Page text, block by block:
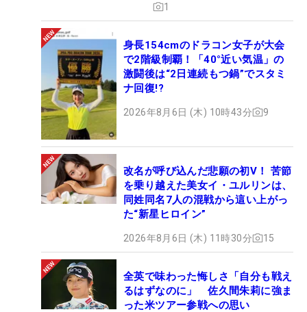
1
身長154cmのドラコン女子が大会
で2階級制覇！「40°近い気温」の
激闘後は“2日連続もつ鍋”でスタミ
ナ回復!?
2026年8月6日 (木) 10時43分 9
改名が呼び込んだ悲願の初V！ 苦節
を乗り越えた美女イ・ユルリンは、
同姓同名7人の混戦から這い上がっ
た“新星ヒロイン”
2026年8月6日 (木) 11時30分 15
全英で味わった悔しさ「自分も戦え
るはずなのに」 佐久間朱莉に強ま
った米ツアー参戦への思い